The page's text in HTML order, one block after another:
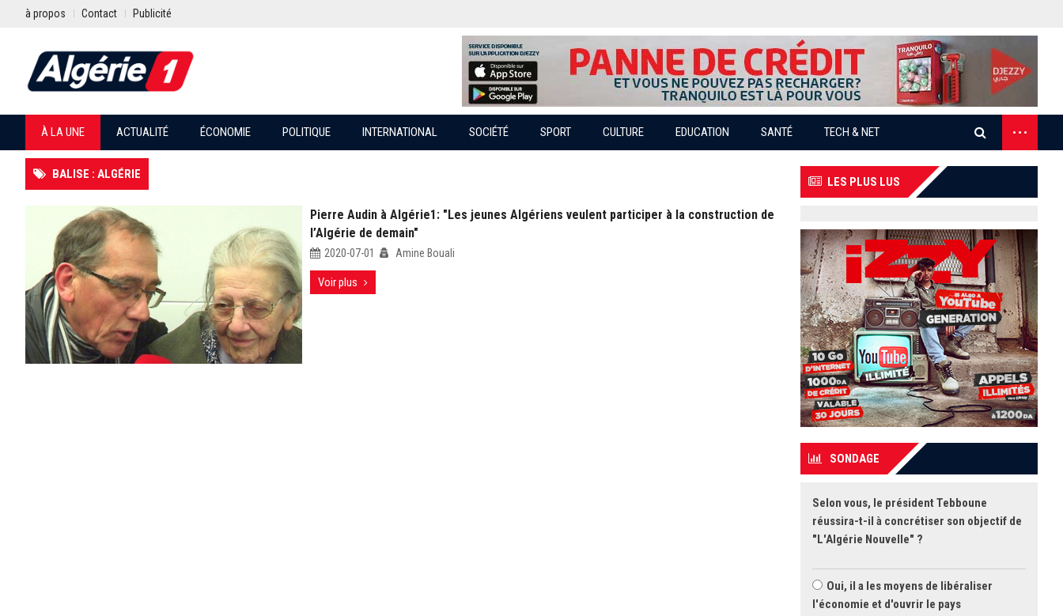
à propos Contact Publicité
À LA UNE ACTUALITÉ ÉCONOMIE POLITIQUE INTERNATIONAL SOCIÉTÉ SPORT CULTURE EDUCATION SANTÉ TECH & NET ...
BALISE : ALGÉRIE
Pierre Audin à Algérie1: "Les jeunes Algériens veulent participer à la construction de
l’Algérie de demain"
2020-07-01 Amine Bouali
Voir plus
LES PLUS LUS
SONDAGE
Selon vous, le président Tebboune
réussira-t-il à concrétiser son objectif de
"L'Algérie Nouvelle" ?
Oui, il a les moyens de libéraliser
l'économie et d'ouvrir le pays